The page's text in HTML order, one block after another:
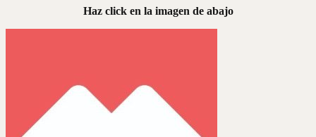
Haz click en la imagen de abajo